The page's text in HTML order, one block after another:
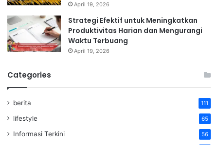
April 19, 2026
Strategi Efektif untuk Meningkatkan
Produktivitas Harian dan Mengurangi
Waktu Terbuang
April 19, 2026
Categories
berita 111
lifestyle 65
Informasi Terkini 56